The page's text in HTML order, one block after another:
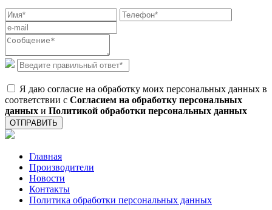
Я даю согласие на обработку моих персональных данных в
соответствии с Согласием на обработку персональных
данных и Политикой обработки персональных данных
ОТПРАВИТЬ
Главная
Производители
Новости
Контакты
Политика обработки персональных данных